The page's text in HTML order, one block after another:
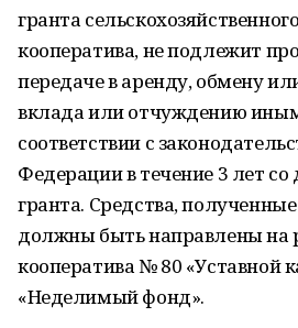
гранта
кооператива, не подлежит
передаче в аренду, обмену
вклада или отчуждению
соответствии с
Федерации в течение 3 лет
гранта. Средства,
должны быть направлены на
кооператива № 80 «Уставной
«Неделимый фонд».